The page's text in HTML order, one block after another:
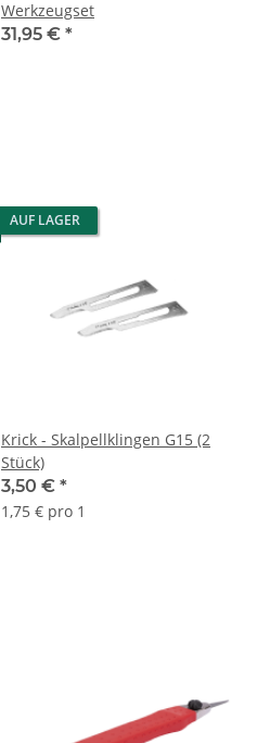
Werkzeugset
31,95 € *
AUF LAGER
Krick - Skalpellklingen G15 (2
Stück)
3,50 € *
1,75 € pro 1